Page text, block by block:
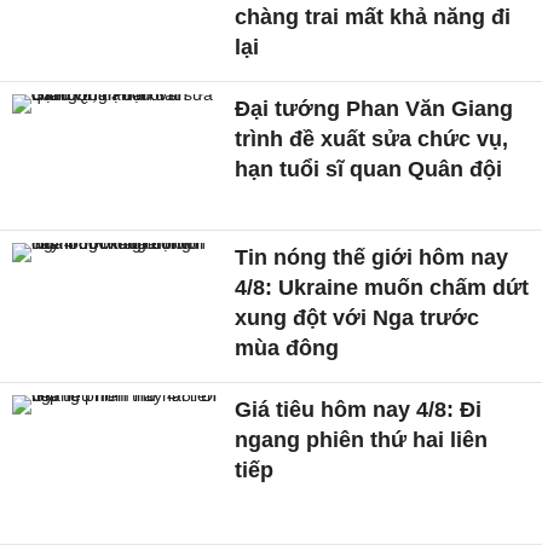
chàng trai mất khả năng đi
lại
Đại tướng Phan Văn Giang
trình đề xuất sửa chức vụ,
hạn tuổi sĩ quan Quân đội
Tin nóng thế giới hôm nay
4/8: Ukraine muốn chấm dứt
xung đột với Nga trước
mùa đông
Giá tiêu hôm nay 4/8: Đi
ngang phiên thứ hai liên
tiếp